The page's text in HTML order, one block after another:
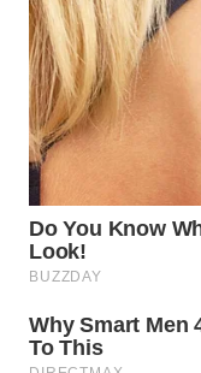
WN
PURWAKARTA
WN
PRIANGAN
TIMUR
SEMARANG
SOLO